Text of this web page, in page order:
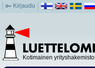
Kirjaudu
Kotimainen yrityshakemisto